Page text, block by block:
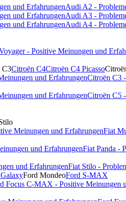
und ErfahrungenAudi A2 -
und ErfahrungenAudi A3 -
und ErfahrungenAudi A4 -
- Positive Meinungen und
C3Citroën C4Citroën C4 Picasso
und ErfahrungenCitroën C3
und ErfahrungenCitroën C5
Meinungen und ErfahrungenFiat
und ErfahrungenFiat Panda -
und ErfahrungenFiat Stilo -
Ford MondeoFord S-MAX
Focus C-MAX - Positive Meinungen